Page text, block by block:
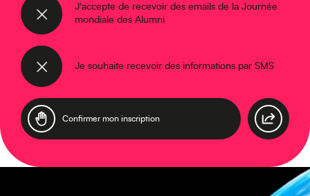
J'accepte de recevoir des emails de la Journée
mondiale des Alumni
Je souhaite recevoir des informations par SMS
Caraïbes